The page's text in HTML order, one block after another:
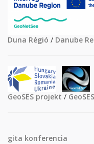
Duna Régió / Danube
GeoSES projekt /
gita konferencia